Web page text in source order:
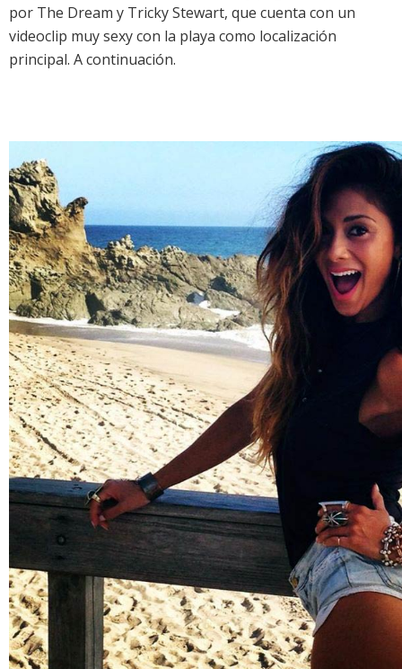
por The Dream y Tricky Stewart, que cuenta con un
videoclip muy sexy con la playa como localización
principal. A continuación.